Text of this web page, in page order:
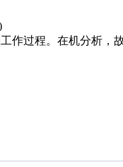
作过程。在机分析，